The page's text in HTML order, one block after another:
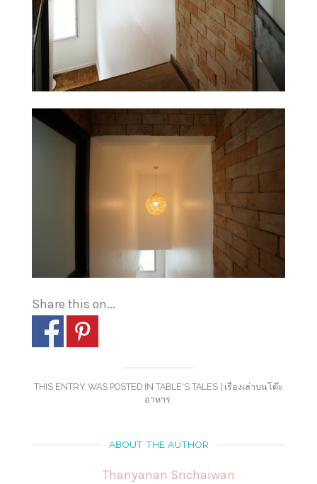
Share this on...
THIS ENTRY WAS POSTED IN TABLE'S TALES | เรื่องเล่าบนโต๊ะ
อาหาร
ABOUT THE AUTHOR
Thanyanan Srichaiwan